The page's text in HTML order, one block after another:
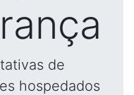
de
hospedados